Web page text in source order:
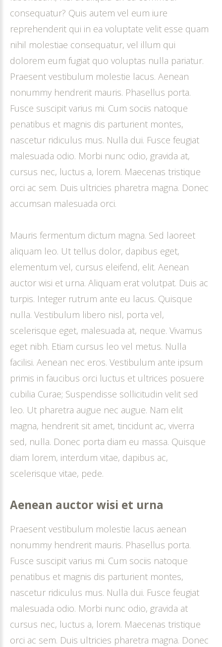
consequatur? Quis autem vel eum iure
reprehenderit qui in ea voluptate velit esse quam
nihil molestiae consequatur, vel illum qui
dolorem eum fugiat quo voluptas nulla pariatur.
Praesent vestibulum molestie lacus. Aenean
nonummy hendrerit mauris. Phasellus porta.
Fusce suscipit varius mi. Cum sociis natoque
penatibus et magnis dis parturient montes,
nascetur ridiculus mus. Nulla dui. Fusce feugiat
malesuada odio. Morbi nunc odio, gravida at,
cursus nec, luctus a, lorem. Maecenas tristique
orci ac sem. Duis ultricies pharetra magna. Donec
accumsan malesuada orci.
Mauris fermentum dictum magna. Sed laoreet
aliquam leo. Ut tellus dolor, dapibus eget,
elementum vel, cursus eleifend, elit. Aenean
auctor wisi et urna. Aliquam erat volutpat. Duis ac
turpis. Integer rutrum ante eu lacus. Quisque
nulla. Vestibulum libero nisl, porta vel,
scelerisque eget, malesuada at, neque. Vivamus
eget nibh. Etiam cursus leo vel metus. Nulla
facilisi. Aenean nec eros. Vestibulum ante ipsum
primis in faucibus orci luctus et ultrices posuere
cubilia Curae; Suspendisse sollicitudin velit sed
leo. Ut pharetra augue nec augue. Nam elit
magna, hendrerit sit amet, tincidunt ac, viverra
sed, nulla. Donec porta diam eu massa. Quisque
diam lorem, interdum vitae, dapibus ac,
scelerisque vitae, pede.
Aenean auctor wisi et urna
Praesent vestibulum molestie lacus aenean
nonummy hendrerit mauris. Phasellus porta.
Fusce suscipit varius mi. Cum sociis natoque
penatibus et magnis dis parturient montes,
nascetur ridiculus mus. Nulla dui. Fusce feugiat
malesuada odio. Morbi nunc odio, gravida at
cursus nec, luctus a, lorem. Maecenas tristique
orci ac sem. Duis ultricies pharetra magna. Donec